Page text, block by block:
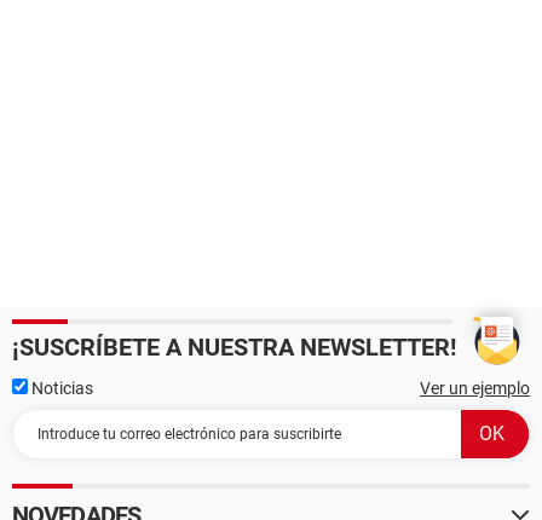
¡SUSCRÍBETE A NUESTRA NEWSLETTER!
Noticias Ver un ejemplo